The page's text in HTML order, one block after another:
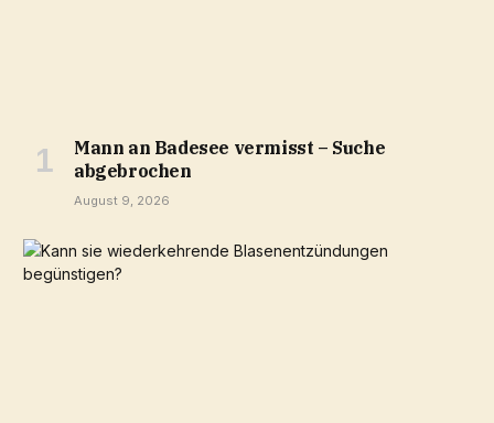
Mann an Badesee vermisst – Suche
abgebrochen
August 9, 2026